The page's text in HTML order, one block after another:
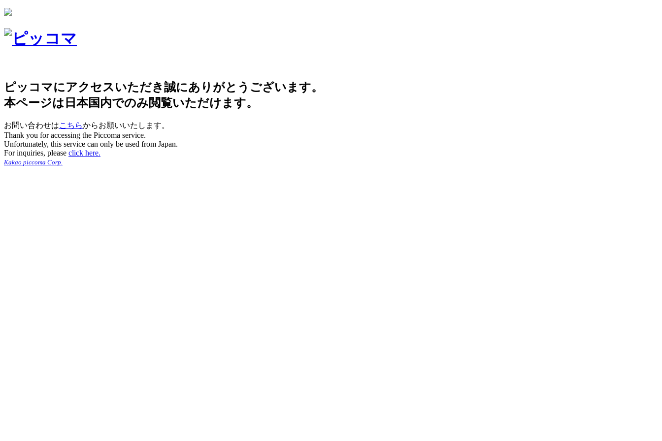
ピッコマにアクセスいただき誠にありがとうございます。
本ページは日本国内でのみ閲覧いただけます。
お問い合わせはこちらからお願いいたします。
Thank you for accessing the Piccoma service.
Unfortunately, this service can only be used from Japan.
For inquiries, please click here.
Kakao piccoma Corp.